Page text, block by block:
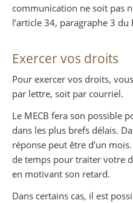
communication ne soit pas
l’article 34, paragraphe 3 du
Exercer vos droits
Pour exercer vos droits,
par lettre, soit par courriel.
Le MECB fera son possible
dans les plus brefs délais.
réponse peut être d’un
de temps pour traiter votre
en motivant son retard.
Dans certains cas, il est